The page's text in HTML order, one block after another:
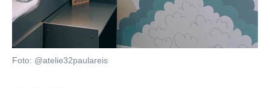
Foto: @atelie32paulareis